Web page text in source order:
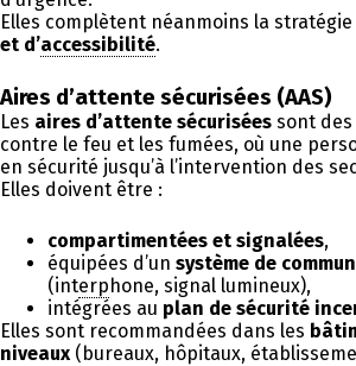
Elles complètent néanmoins la
et d’accessibilité.
Aires d’attente sécurisées (AAS)
Les aires d’attente sécurisées sont
contre le feu et les fumées, où une
en sécurité jusqu’à l’intervention des
Elles doivent être :
compartimentées et signalées,
équipées d’un système de
(interphone, signal lumineux),
intégrées au plan de sécurité
Elles sont recommandées dans les
niveaux(bureaux, hôpitaux,